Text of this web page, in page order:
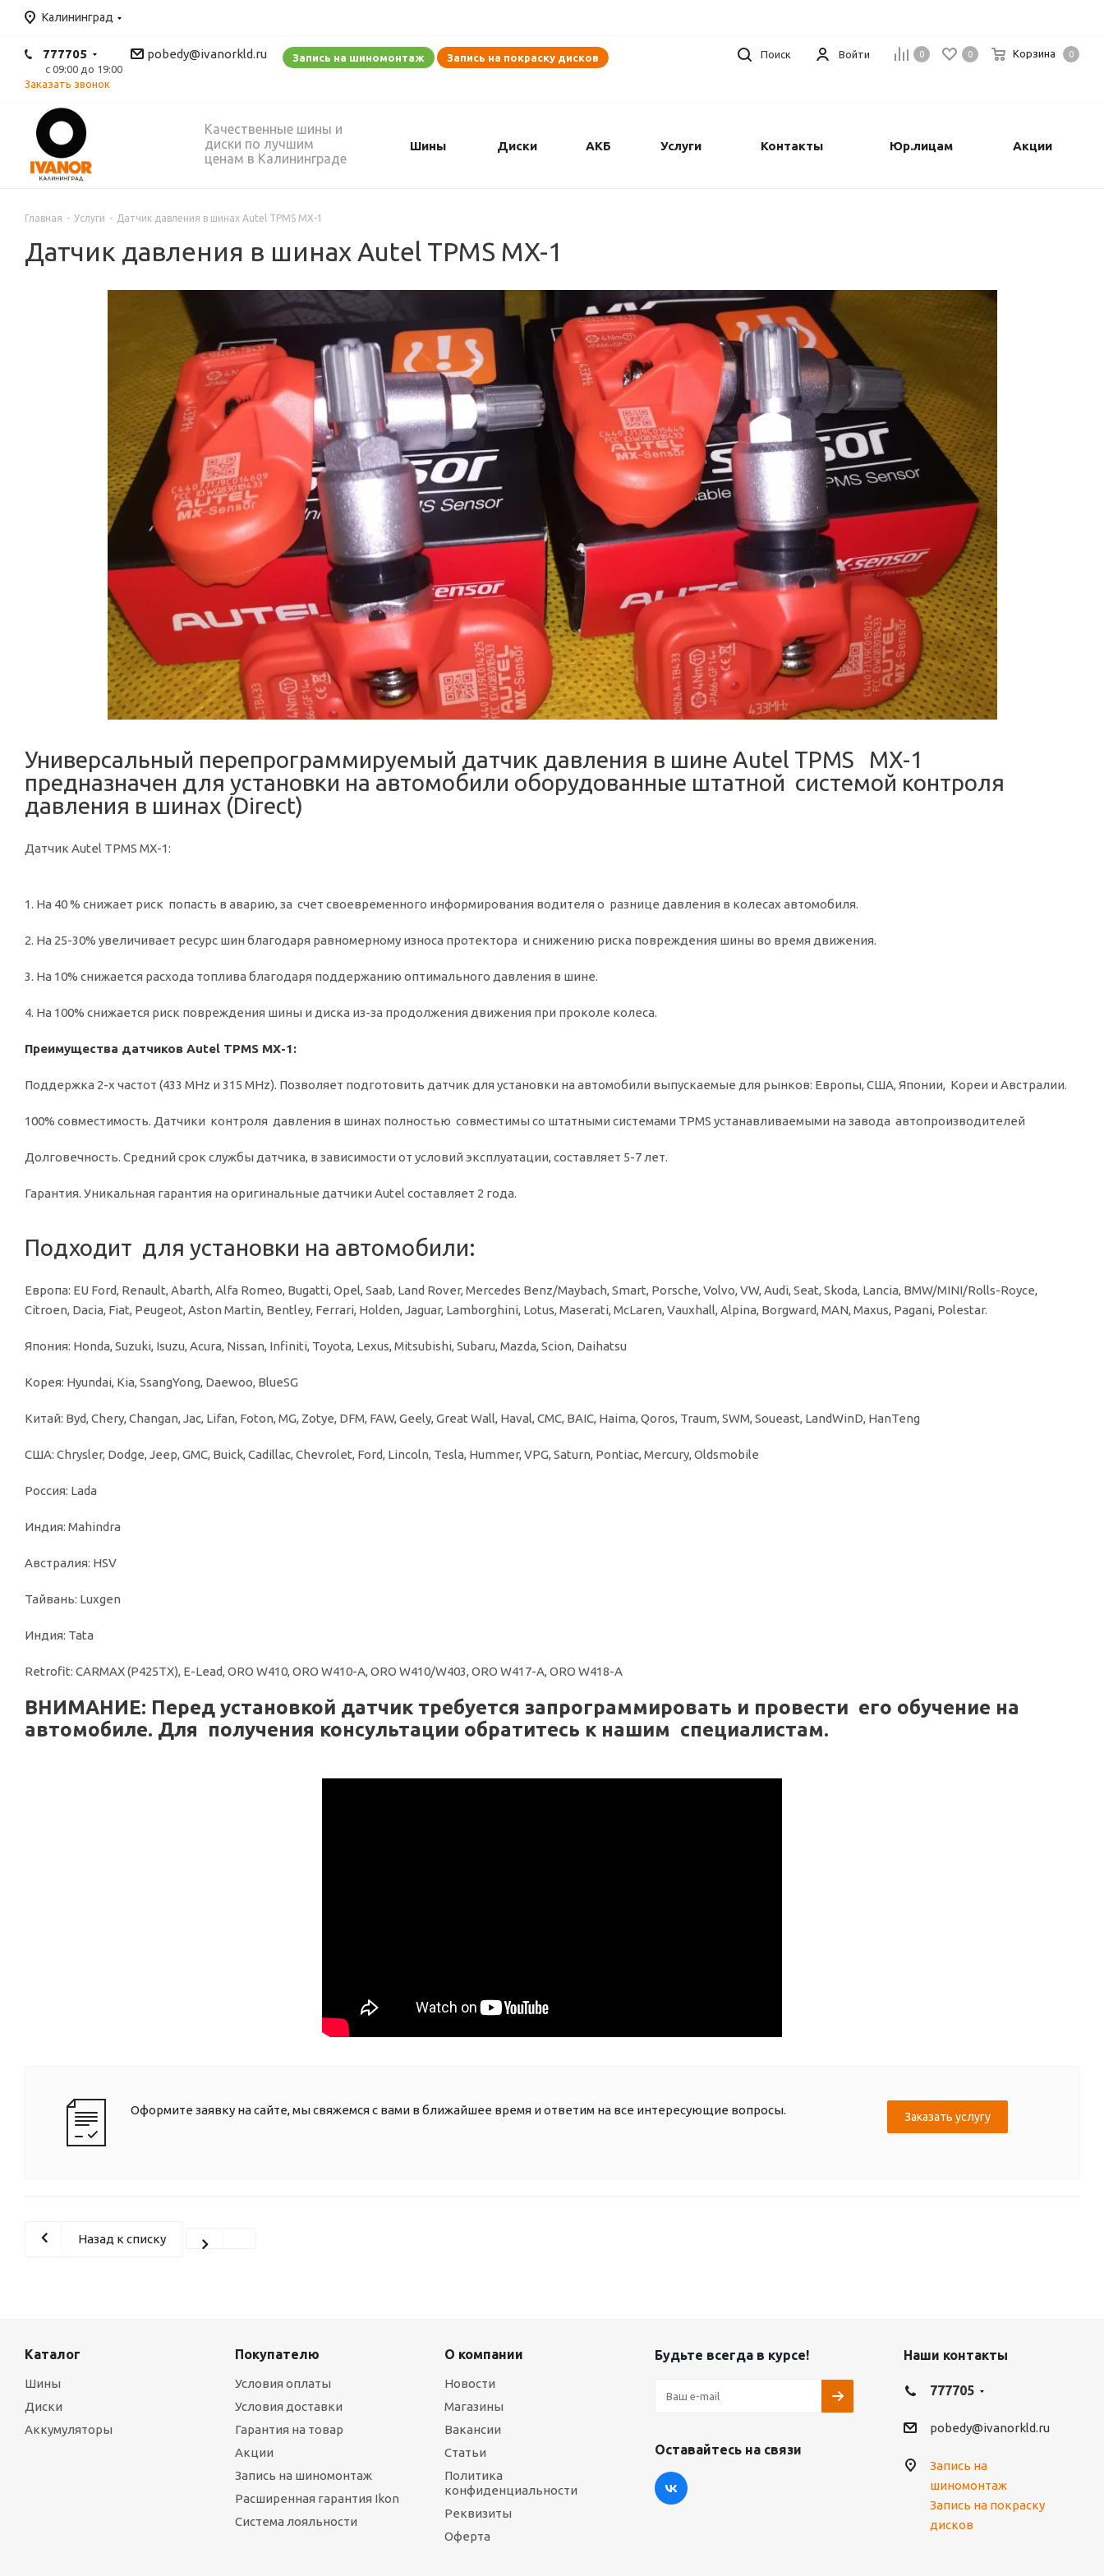
Калининград
777705
с 09:00 до 19:00
pobedy@ivanorkld.ru
Заказать звонок
0 0 Корзина 0
Войти
Запись на шиномонтаж Запись на покраску дисков Поиск
Качественные шины и
диски по лучшим
ценам в Калининграде
Шины Диски АКБ Услуги Контакты Юр.лицам Акции
Главная - Услуги - Датчик давления в шинах Autel TPMS MX-1
Датчик давления в шинах Autel TPMS MX-1
Универсальный перепрограммируемый датчик давления в шине Autel TPMS MX-1
предназначен для установки на автомобили оборудованные штатной системой контроля
давления в шинах (Direct)
Датчик Autel TPMS MX-1:
1. На 40 % снижает риск попасть в аварию, за счет своевременного информирования водителя о разнице давления в колесах автомобиля.
2. На 25-30% увеличивает ресурс шин благодаря равномерному износа протектора и снижению риска повреждения шины во время движения.
3. На 10% снижается расхода топлива благодаря поддержанию оптимального давления в шине.
4. На 100% снижается риск повреждения шины и диска из-за продолжения движения при проколе колеса.
Преимущества датчиков Autel TPMS MX-1:
Поддержка 2-х частот (433 MHz и 315 MHz). Позволяет подготовить датчик для установки на автомобили выпускаемые для рынков: Европы, США, Японии, Кореи и Австралии.
100% совместимость. Датчики контроля давления в шинах полностью совместимы со штатными системами TPMS устанавливаемыми на завода автопроизводителей
Долговечность. Средний срок службы датчика, в зависимости от условий эксплуатации, составляет 5-7 лет.
Гарантия. Уникальная гарантия на оригинальные датчики Autel составляет 2 года.
Подходит для установки на автомобили:
Европа: EU Ford, Renault, Abarth, Alfa Romeo, Bugatti, Opel, Saab, Land Rover, Mercedes Benz/Maybach, Smart, Porsche, Volvo, VW, Audi, Seat, Skoda, Lancia, BMW/MINI/Rolls-Royce,
Citroen, Dacia, Fiat, Peugeot, Aston Martin, Bentley, Ferrari, Holden, Jaguar, Lamborghini, Lotus, Maserati, McLaren, Vauxhall, Alpina, Borgward, MAN, Maxus, Pagani, Polestar.
Япония: Honda, Suzuki, Isuzu, Acura, Nissan, Infiniti, Toyota, Lexus, Mitsubishi, Subaru, Mazda, Scion, Daihatsu
Корея: Hyundai, Kia, SsangYong, Daewoo, BlueSG
Китай: Byd, Chery, Changan, Jac, Lifan, Foton, MG, Zotye, DFM, FAW, Geely, Great Wall, Haval, CMC, BAIC, Haima, Qoros, Traum, SWM, Soueast, LandWinD, HanTeng
США: Chrysler, Dodge, Jeep, GMC, Buick, Cadillac, Chevrolet, Ford, Lincoln, Tesla, Hummer, VPG, Saturn, Pontiac, Mercury, Oldsmobile
Россия: Lada
Индия: Mahindra
Австралия: HSV
Тайвань: Luxgen
Индия: Tata
Retrofit: CARMAX (P425TX), E-Lead, ORO W410, ORO W410-A, ORO W410/W403, ORO W417-A, ORO W418-A
ВНИМАНИЕ: Перед установкой датчик требуется запрограммировать и провести его обучение на
автомобиле. Для получения консультации обратитесь к нашим специалистам.
Оформите заявку на сайте, мы свяжемся с вами в ближайшее время и ответим на все интересующие вопросы. Заказать услугу
Назад к списку
Каталог
Шины
Диски
Аккумуляторы
Покупателю
Условия оплаты
Условия доставки
Гарантия на товар
Акции
Запись на шиномонтаж
Расширенная гарантия Ikon
Система лояльности
О компании
Новости
Магазины
Вакансии
Статьи
Политика
конфиденциальности
Реквизиты
Оферта
Будьте всегда в курсе!
Оставайтесь на связи
Наши контакты
777705
pobedy@ivanorkld.ru
Запись на
шиномонтаж
Запись на покраску
дисков